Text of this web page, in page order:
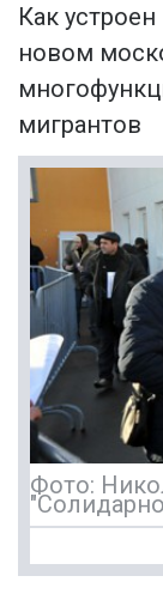
Как
новом
мигрантов
Фото: